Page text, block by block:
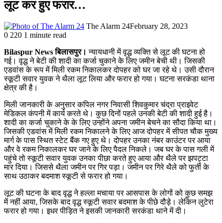
लूट कर हुए फरार…
The Alarm 24February 28, 2023
0 220 1 minute read
Bilaspur News बिलासपुर। न्यायधानी में वृद्ध व्यक्ति से लूट की घटना हो
गई। वृद्ध ने बेटी की शादी का कर्जा चुकाने के लिए जमीन बेची थी। जिसकी
एडवांस के रूप में मिली रकम निकालकर दोपहर को घर जा रहे थे। उसी दौरान
स्कूटी सवार युवक ने थैला लूट लिया और फरार हो गया। घटना सरकंडा थाना
क्षेत्र की है।
मिली जानकारी के अनुसार कपिल नगर निवासी शिवकुमार चंद्रा प्राइवेट
मेडिकल कंपनी में कार्य करते थे। कुछ दिनों पहले उनकी बेटी की शादी हुई है।
शादी का कर्जा चुकाने के के लिए उन्होंने अपना जमीन बेचने का सौदा किया था।
जिसकी एडवांस में मिली रकम निकालने के लिए आज दोपहर में सीपत चौक मुख्य
मार्ग के पास स्थित स्टेट बैंक गए हुए थे। दोपहर उनका नंबर काउंटर पर आया
और वे रकम निकालकर घर जाने के लिए पैदल निकले। जब घर के पास गली में
पहुंचे तो स्कूटी सवार युवक उनका पीछा करते हुए आया और थैले पर झपट्टा
मार दिया। जिससे थैला जमीन पर गिर पड़ा। जमीन पर गिरे थैले को फुर्ती के
साथ उठाकर बदमाश स्कूटी से फरार हो गया।
लूट की घटना के बाद वृद्ध ने हल्ला मचाया पर आसपास के लोगों को कुछ समझ
में नहीं आया, जिसके बाद वृद्ध स्कूटी सवार बदमाश के पीछे दौड़े। लेकिन लुटेरा
फरार हो गया। इधर पीड़ित ने इसकी जानकारी सरकंडा थाने में दी।